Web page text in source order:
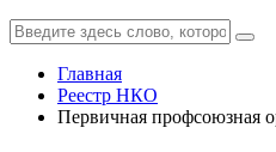
Главная
Реестр НКО
Первичная профсоюзная